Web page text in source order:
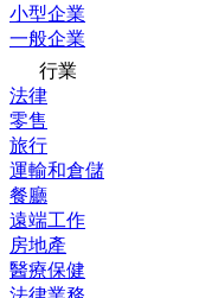
小型企業
一般企業
行業
法律
零售
旅行
運輸和倉儲
餐廳
遠端工作
房地產
醫療保健